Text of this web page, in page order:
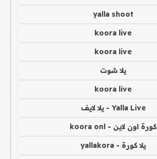
yalla shoot
koora live
koora live
يلا شوت
koora live
Yalla Live - يلا لايف
كورة اون لاين - koora onl
يلا كورة - yallakora